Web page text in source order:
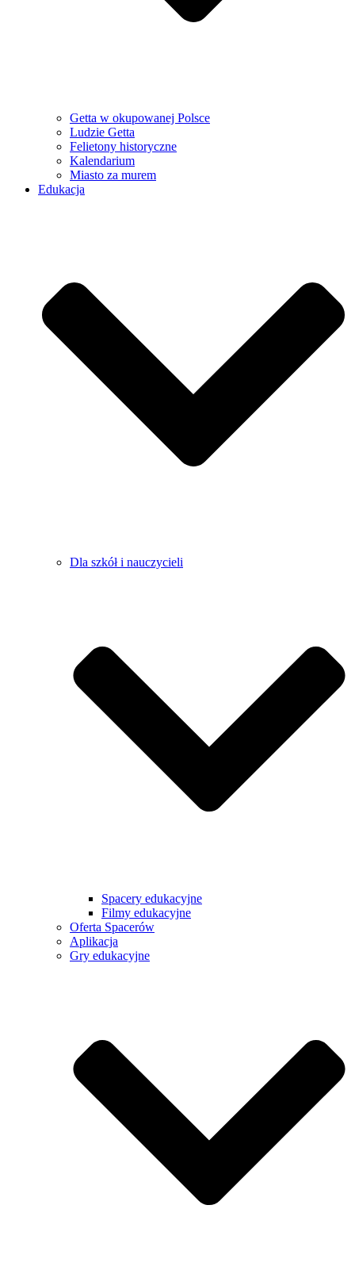
Getta w okupowanej Polsce
Ludzie Getta
Felietony historyczne
Kalendarium
Miasto za murem
Edukacja
Dla szkół i nauczycieli
Spacery edukacyjne
Filmy edukacyjne
Oferta Spacerów
Aplikacja
Gry edukacyjne